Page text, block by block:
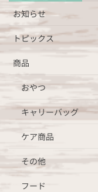
お知らせ
トピックス
商品
おやつ
キャリーバッグ
ケア商品
その他
フード